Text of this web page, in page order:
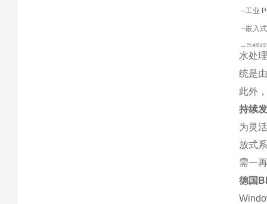
–工业
–嵌入
–总线
水处
统是
此外
持续
为灵
放式
需一
德国